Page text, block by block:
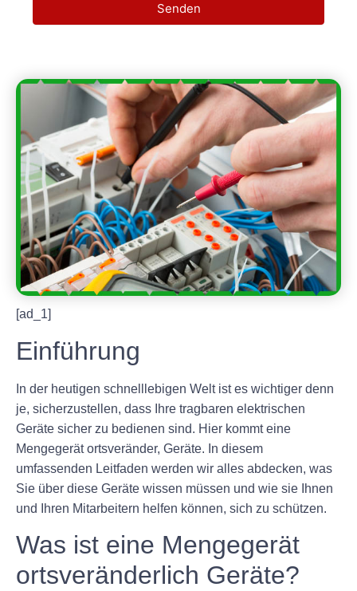
Senden
[ad_1]
Einführung
In der heutigen schnelllebigen Welt ist es wichtiger denn
je, sicherzustellen, dass Ihre tragbaren elektrischen
Geräte sicher zu bedienen sind. Hier kommt eine
Mengegerät ortsveränder, Geräte. In diesem
umfassenden Leitfaden werden wir alles abdecken, was
Sie über diese Geräte wissen müssen und wie sie Ihnen
und Ihren Mitarbeitern helfen können, sich zu schützen.
Was ist eine Mengegerät
ortsveränderlich Geräte?